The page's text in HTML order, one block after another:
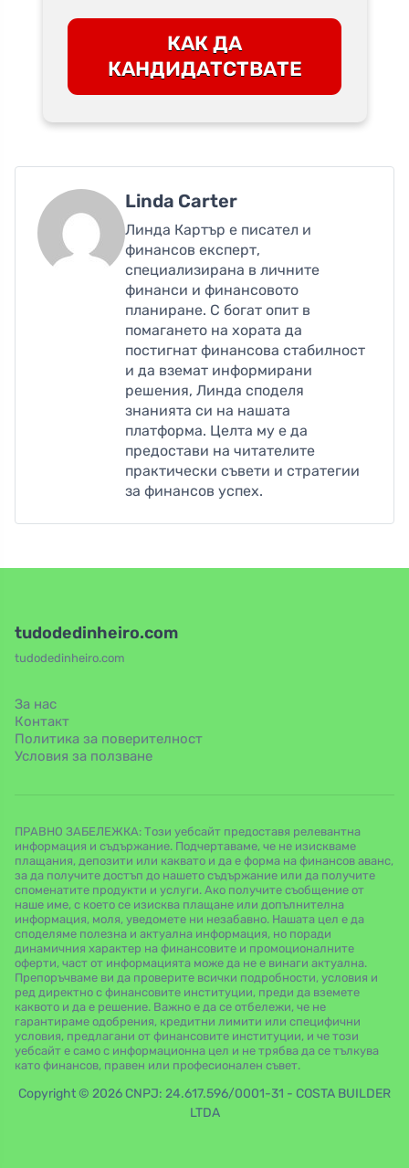
КАК ДА
КАНДИДАТСТВАТЕ
Linda Carter
Линда Картър е писател и
финансов експерт,
специализирана в личните
финанси и финансовото
планиране. С богат опит в
помагането на хората да
постигнат финансова стабилност
и да вземат информирани
решения, Линда споделя
знанията си на нашата
платформа. Целта му е да
предостави на читателите
практически съвети и стратегии
за финансов успех.
tudodedinheiro.com
tudodedinheiro.com
За нас
Контакт
Политика за поверителност
Условия за ползване
ПРАВНО ЗАБЕЛЕЖКА: Този уебсайт предоставя релевантна
информация и съдържание. Подчертаваме, че не изискваме
плащания, депозити или каквато и да е форма на финансов аванс,
за да получите достъп до нашето съдържание или да получите
споменатите продукти и услуги. Ако получите съобщение от
наше име, с което се изисква плащане или допълнителна
информация, моля, уведомете ни незабавно. Нашата цел е да
споделяме полезна и актуална информация, но поради
динамичния характер на финансовите и промоционалните
оферти, част от информацията може да не е винаги актуална.
Препоръчваме ви да проверите всички подробности, условия и
ред директно с финансовите институции, преди да вземете
каквото и да е решение. Важно е да се отбележи, че не
гарантираме одобрения, кредитни лимити или специфични
условия, предлагани от финансовите институции, и че този
уебсайт е само с информационна цел и не трябва да се тълкува
като финансов, правен или професионален съвет.
Copyright © 2026 CNPJ: 24.617.596/0001-31 - COSTA BUILDER
LTDA